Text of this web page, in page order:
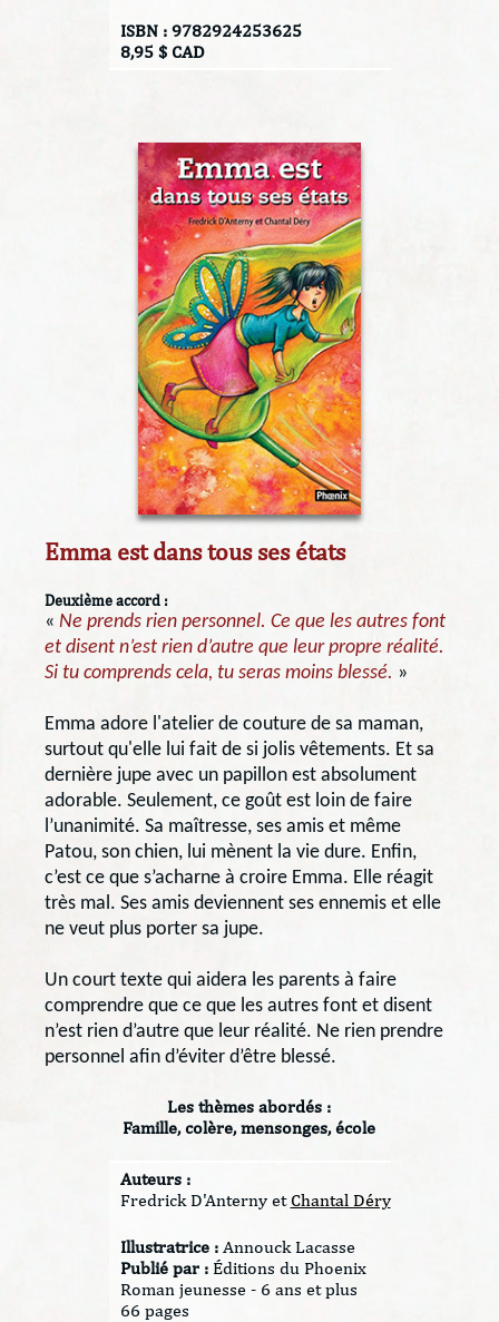
ISBN : 9782924253625
8,95 $ CAD
Emma est dans tous ses états
Deuxième accord :
« Ne prends rien personnel. Ce que les autres font
et disent n’est rien d’autre que leur propre réalité.
Si tu comprends cela, tu seras moins blessé. »
Emma adore l'atelier de couture de sa maman,
surtout qu'elle lui fait de si jolis vêtements. Et sa
dernière jupe avec un papillon est absolument
adorable. Seulement, ce goût est loin de faire
l’unanimité. Sa maîtresse, ses amis et même
Patou, son chien, lui mènent la vie dure. Enfin,
c’est ce que s’acharne à croire Emma. Elle réagit
très mal. Ses amis deviennent ses ennemis et elle
ne veut plus porter sa jupe.
Un court texte qui aidera les parents à faire
comprendre que ce que les autres font et disent
n’est rien d’autre que leur réalité. Ne rien prendre
personnel afin d’éviter d’être blessé.
Les thèmes abordés :
Famille, colère, mensonges, école
Auteurs :
Fredrick D'Anterny et Chantal Déry
Illustratrice :Annouck Lacasse
Publié par : Éditions du Phoenix
Roman jeunesse - 6 ans et plus
66 pages